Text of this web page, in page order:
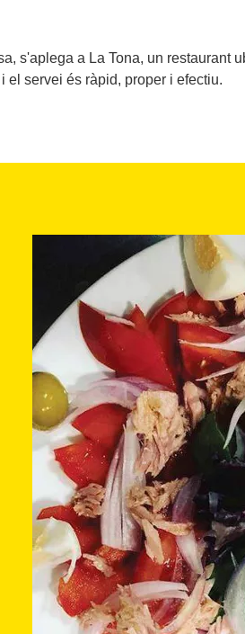
s'aplega a La Tona, un restaurant
el servei és ràpid, proper i efectiu.